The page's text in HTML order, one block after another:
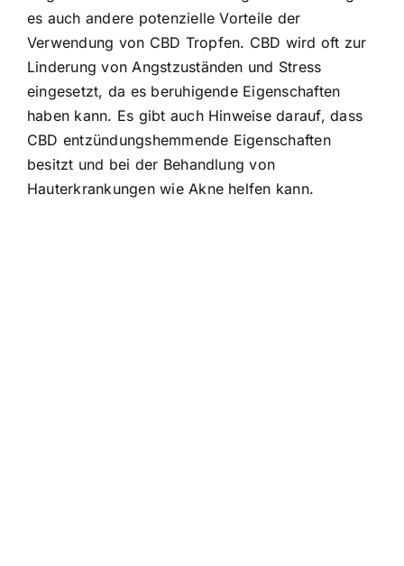
es auch andere potenzielle Vorteile der
Verwendung von CBD Tropfen. CBD wird oft zur
Linderung von Angstzuständen und Stress
eingesetzt, da es beruhigende Eigenschaften
haben kann. Es gibt auch Hinweise darauf, dass
CBD entzündungshemmende Eigenschaften
besitzt und bei der Behandlung von
Hauterkrankungen wie Akne helfen kann.